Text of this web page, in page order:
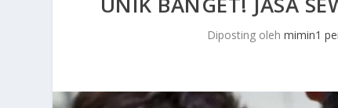
Diposting oleh mimin1